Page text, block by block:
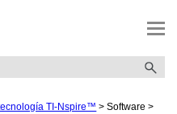
principal
TI-Nspire™ >Software >